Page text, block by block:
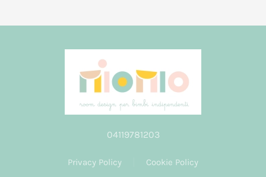
04119781203
Privacy Policy Cookie Policy